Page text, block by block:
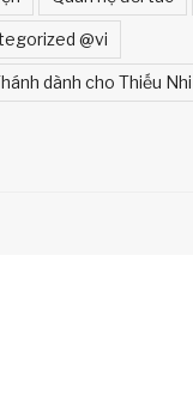
@vi
dành cho Thiếu Nhi